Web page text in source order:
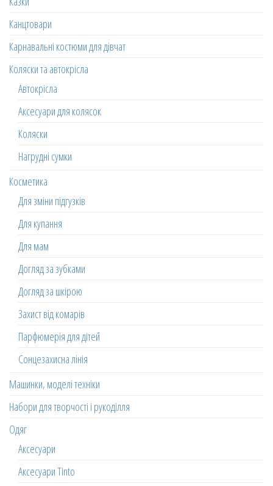
Канцтовари
Карнавальні костюми для дівчат
Коляски та автокрісла
Автокрісла
Аксесуари для колясок
Коляски
Нагрудні сумки
Косметика
Для зміни підгузків
Для купання
Для мам
Догляд за зубками
Догляд за шкірою
Захист від комарів
Парфюмерія для дітей
Сонцезахисна лінія
Машинки, моделі техніки
Набори для творчості і рукоділля
Одяг
Аксесуари
Аксесуари Tinto